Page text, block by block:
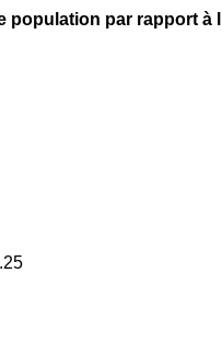
population par rapport à